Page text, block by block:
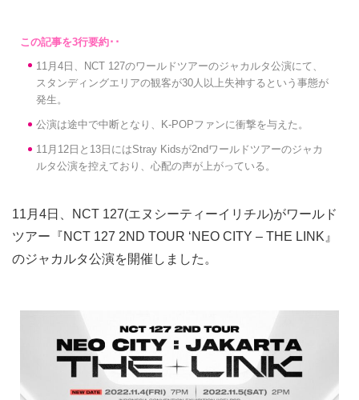
11月4日、NCT 127のワールドツアーのジャカルタ公演にて、
スタンディングエリアの観客が30人以上失神するという事態が
発生。
公演は途中で中断となり、K-POPファンに衝撃を与えた。
11月12日と13日にはStray Kidsが2ndワールドツアーのジャカ
ルタ公演を控えており、心配の声が上がっている。
11月4日、NCT 127(エヌシーティーイリチル)がワールド
ツアー『NCT 127 2ND TOUR ‘NEO CITY – THE LINK』
のジャカルタ公演を開催しました。